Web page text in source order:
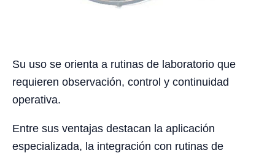
Su uso se orienta a rutinas de laboratorio que
requieren observación, control y continuidad
operativa.
Entre sus ventajas destacan la aplicación
especializada, la integración con rutinas de